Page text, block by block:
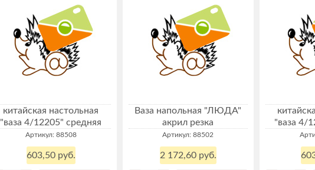
китайская настольная
"ваза 4/12205" средняя
Артикул: 88508
603,50 руб.
Ваза напольная "ЛЮДА"
акрил резка
Артикул: 88502
2 172,60 руб.
"ваза 4/